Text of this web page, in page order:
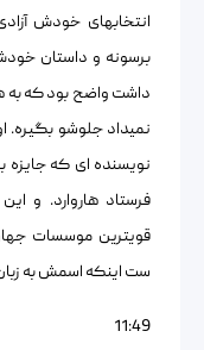
انتخابهای خودش
برسونه و داستان
داشت واضح بود که به
نمیداد جلوشو بگیره.
نویسنده ای که جایزه
فرستاد هاروارد. و
قویترین موسسات
ست اینکه اسمش به
11:49